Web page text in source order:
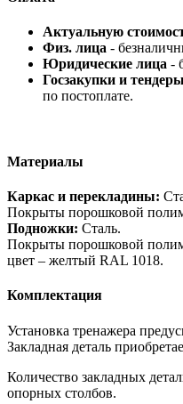
Актуальную
Физ. лица -
Юридические лица -
Госзакупки и тендеры
по постоплате.
Материалы
Каркас и перекладины:
Покрыты порошковой
Подножки: Сталь.
Покрыты порошковой
цвет – желтый RAL 1018.
Комплектация
Установка тренажера
Закладная деталь
Количество закладных
опорных столбов.